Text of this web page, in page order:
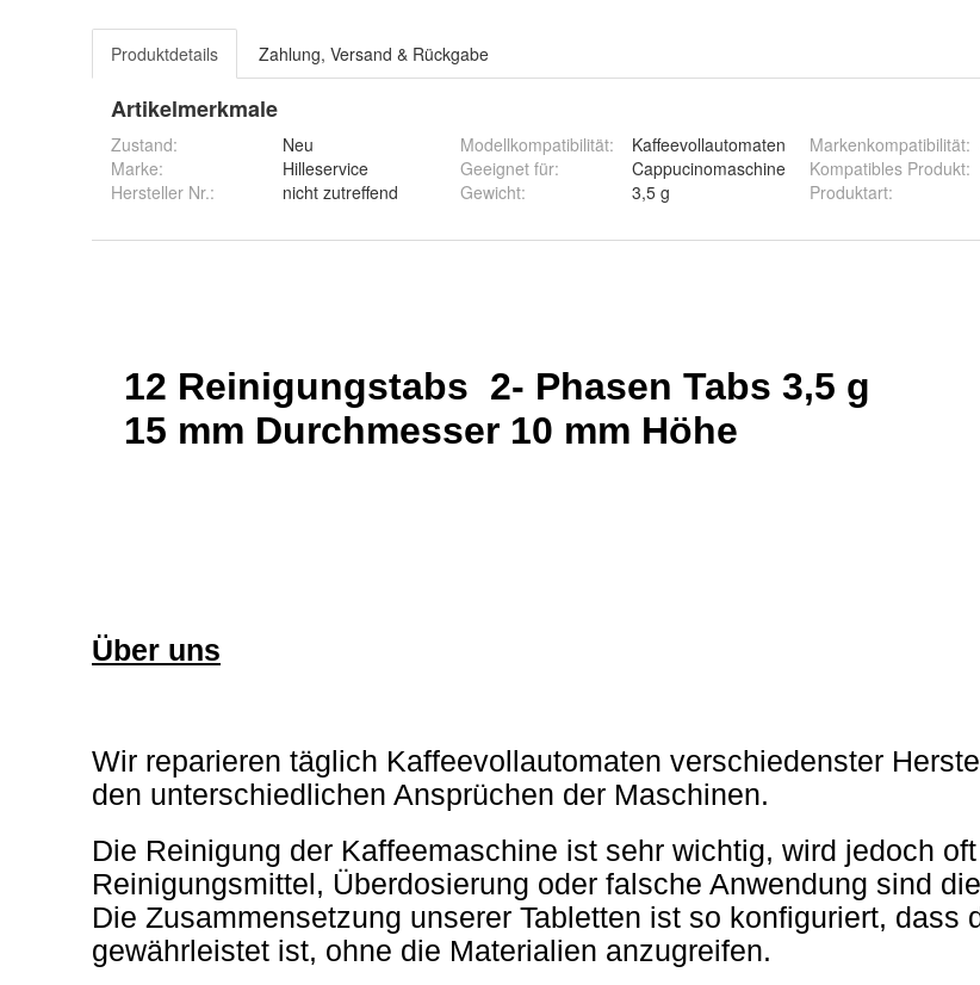
Produktdetails Zahlung, Versand & Rückgabe
Artikelmerkmale
Zustand:
Neu
Marke:
Hilleservice
Hersteller Nr.:
nicht zutreffend
Modellkompatibilität:
Kaffeevollautomaten
Geeignet für:
Cappucinomaschine
Gewicht: 3,5 g
Markenkompatibilität:
Kompatibles Produkt:
Produktart: